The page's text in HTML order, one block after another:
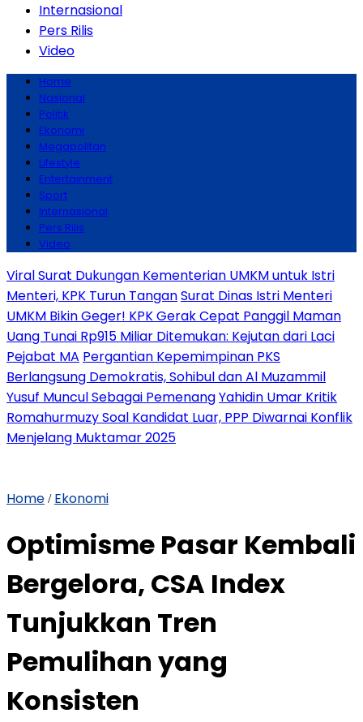
Internasional
Pers Rilis
Video
Home
Nasional
Politik
Ekonomi
Megapolitan
Lifestyle
Entertainment
Sport
Internasional
Pers Rilis
Video
Viral Surat Dukungan Kementerian UMKM untuk Istri
Menteri, KPK Turun TanganSurat Dinas Istri Menteri
UMKM Bikin Geger! KPK Gerak Cepat Panggil Maman
Uang Tunai Rp915 Miliar Ditemukan: Kejutan dari Laci
Pejabat MA Pergantian Kepemimpinan PKS
Berlangsung Demokratis, Sohibul dan Al Muzammil
Yusuf Muncul Sebagai PemenangYahidin Umar Kritik
Romahurmuzy Soal Kandidat Luar, PPP Diwarnai Konflik
Menjelang Muktamar 2025
Home / Ekonomi
Optimisme Pasar Kembali
Bergelora, CSA Index
Tunjukkan Tren
Pemulihan yang
Konsisten